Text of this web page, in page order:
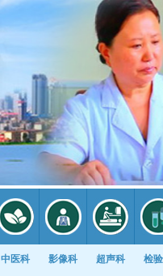
中医科 影像科 超声科 检